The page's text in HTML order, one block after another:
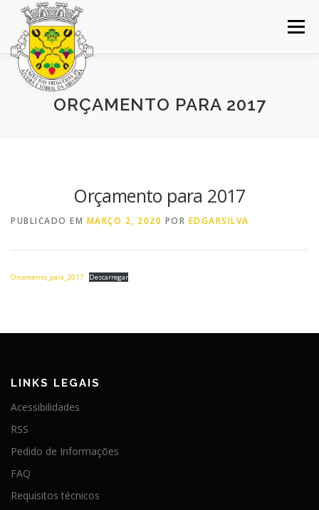
Saltar
conteúdo
Menu
INÍCIO JUNTA DE FREGUESIA
CONCURSOS
ORÇAMENTO PARA 2017
Orçamento para 2017
PUBLICADO EM MARÇO 2, 2020 POR EDGARSILVA
Orcamento_para_2017 Descarregar
LINKS LEGAIS
Acessibilidades
RSS
Pedido de Informações
FAQ
Requisitos técnicos